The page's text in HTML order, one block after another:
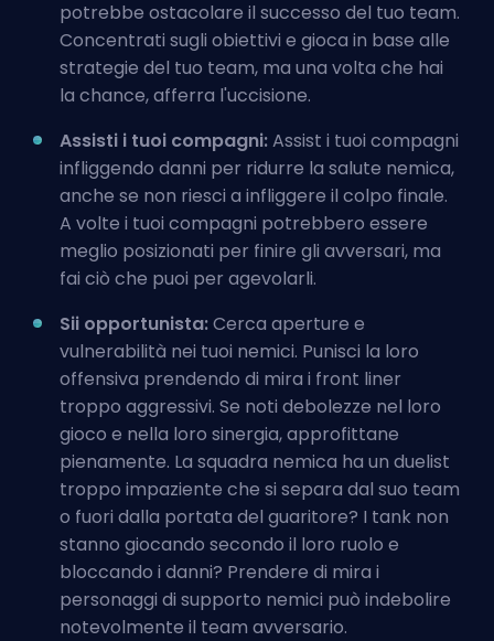
potrebbe ostacolare il successo del tuo team.
Concentrati sugli obiettivi e gioca in base alle
strategie del tuo team, ma una volta che hai
la chance, afferra l'uccisione.
Assisti i tuoi compagni:Assist i tuoi compagni
infliggendo danni per ridurre la salute nemica,
anche se non riesci a infliggere il colpo finale.
A volte i tuoi compagni potrebbero essere
meglio posizionati per finire gli avversari, ma
fai ciò che puoi per agevolarli.
Sii opportunista:Cerca aperture e
vulnerabilità nei tuoi nemici. Punisci la loro
offensiva prendendo di mira i front liner
troppo aggressivi. Se noti debolezze nel loro
gioco e nella loro sinergia, approfittane
pienamente. La squadra nemica ha un duelist
troppo impaziente che si separa dal suo team
o fuori dalla portata del guaritore? I tank non
stanno giocando secondo il loro ruolo e
bloccando i danni? Prendere di mira i
personaggi di supporto nemici può indebolire
notevolmente il team avversario.